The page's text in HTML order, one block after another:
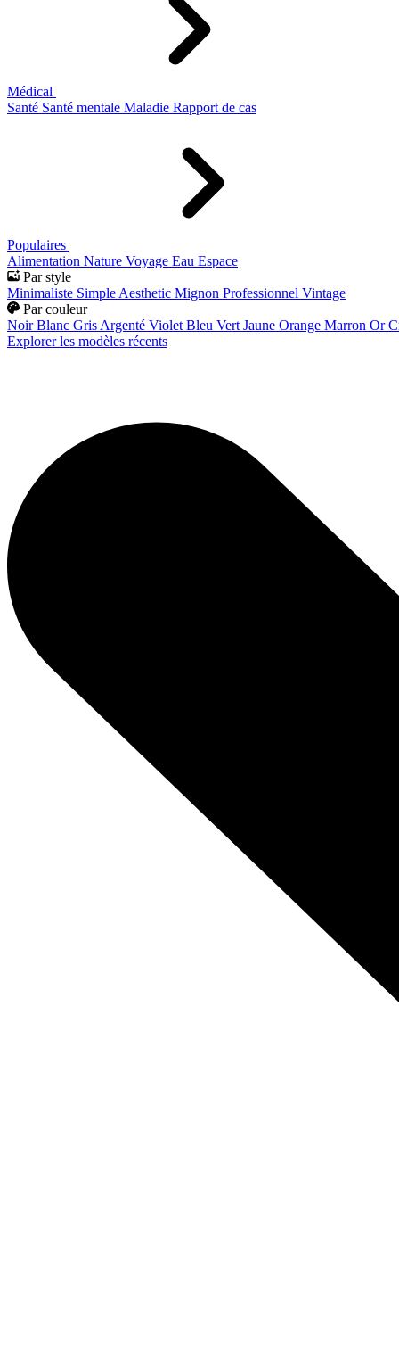
Médical
Santé Santé mentale Maladie Rapport de cas
Populaires
Alimentation Nature Voyage Eau Espace
Par style
Minimaliste Simple Aesthetic Mignon Professionnel Vintage
Par couleur
Noir Blanc Gris Argenté Violet Bleu Vert Jaune Orange Marron Or
Explorer les modèles récents